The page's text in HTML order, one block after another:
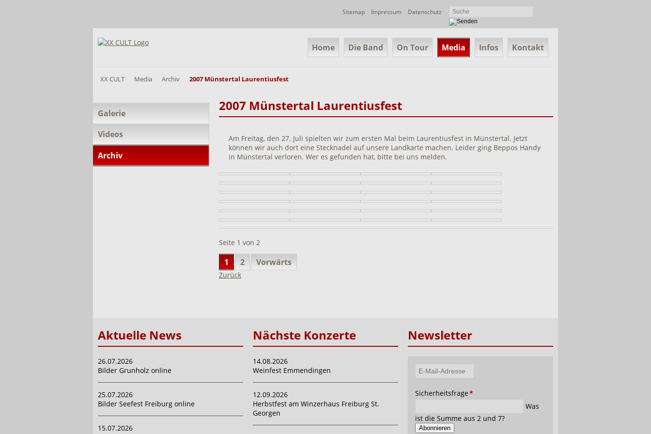
Navigation
Sitemap Impressum Datenschutz
überspringen
Home Die Band On Tour Media Infos Kontakt
XX CULT Media Archiv 2007 Münstertal Laurentiusfest
2007 Münstertal Laurentiusfest
Am Freitag, den 27. Juli spielten wir zum ersten Mal beim Laurentiusfest in Münstertal. Jetzt
können wir auch dort eine Stecknadel auf unsere Landkarte machen. Leider ging Beppos Handy
in Münstertal verloren. Wer es gefunden hat, bitte bei uns melden.
Seite 1 von 2
1 2 Vorwärts
Zurück
Navigation
überspringen
Galerie
Videos
Archiv
Aktuelle News
26.07.2026
Bilder Grunholz online
25.07.2026
Bilder Seefest Freiburg online
15.07.2026
Nächste Konzerte
14.08.2026
Weinfest Emmendingen
12.09.2026
Herbstfest am Winzerhaus Freiburg St.
Georgen
Newsletter
Adresse
Pflichtfeld
Sicherheitsfrage*
Was
ist die Summe aus 2 und 7?
Abonnieren